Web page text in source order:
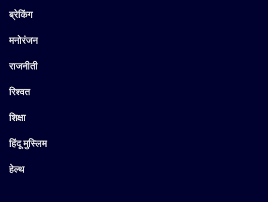
ब्रेकिंग
मनोरंजन
राजनीती
रिश्वत
शिक्षा
हिंदू मुस्लिम
हेल्थ